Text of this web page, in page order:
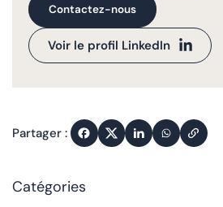
Contactez-nous
Voir le profil LinkedIn
Partager :
Catégories